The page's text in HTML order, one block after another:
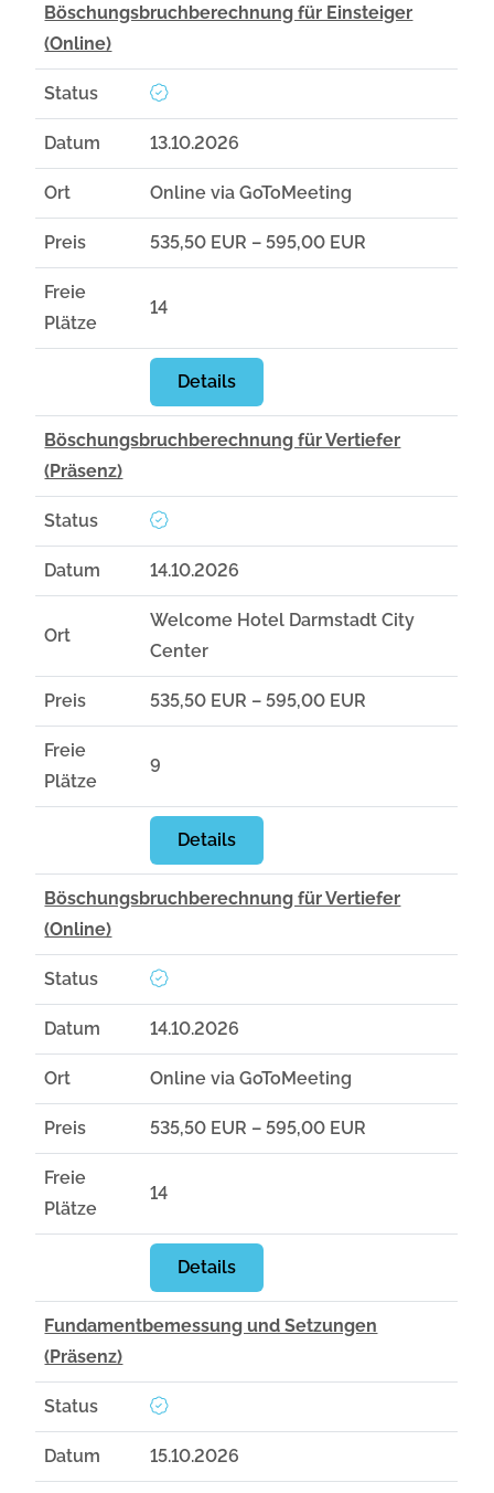
Böschungsbruchberechnung für Einsteiger
(Online)
Status
Datum 13.10.2026
Ort Online via GoToMeeting
Preis 535,50 EUR – 595,00 EUR
Freie
Plätze
14
Details
Böschungsbruchberechnung für Vertiefer
(Präsenz)
Status
Datum 14.10.2026
Ort
Welcome Hotel Darmstadt City
Center
Preis 535,50 EUR – 595,00 EUR
Freie
Plätze
9
Details
Böschungsbruchberechnung für Vertiefer
(Online)
Status
Datum 14.10.2026
Ort Online via GoToMeeting
Preis 535,50 EUR – 595,00 EUR
Freie
Plätze
14
Details
Fundamentbemessung und Setzungen
(Präsenz)
Status
Datum 15.10.2026